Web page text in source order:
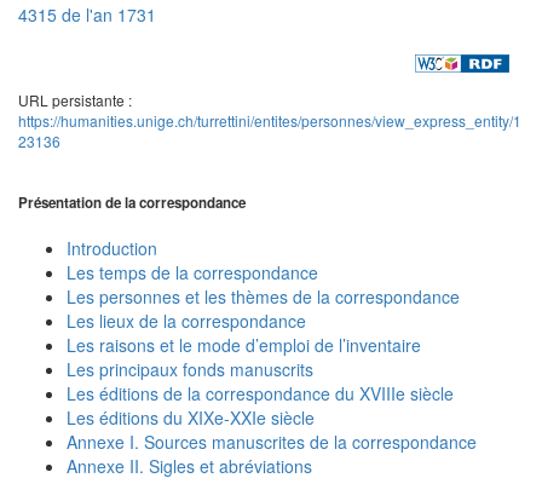
4315 de l'an 1731
URL persistante :
https://humanities.unige.ch/turrettini/entites/personnes/view_express_entity/1
23136
Présentation de la correspondance
Introduction
Les temps de la correspondance
Les personnes et les thèmes de la correspondance
Les lieux de la correspondance
Les raisons et le mode d’emploi de l’inventaire
Les principaux fonds manuscrits
Les éditions de la correspondance du XVIIIe siècle
Les éditions du XIXe-XXIe siècle
Annexe I. Sources manuscrites de la correspondance
Annexe II. Sigles et abréviations